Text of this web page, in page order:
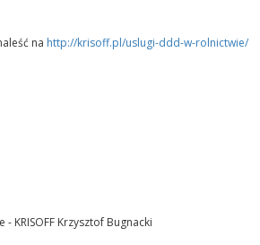
na http://krisoff.pl/uslugi-ddd-w-rolnictwie/
- KRISOFF Krzysztof Bugnacki